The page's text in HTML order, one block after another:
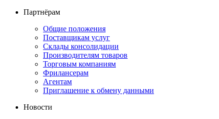
Партнёрам
Общие положения
Поставщикам услуг
Склады консолидации
Производителям товаров
Торговым компаниям
Фрилансерам
Агентам
Приглашение к обмену данными
Новости